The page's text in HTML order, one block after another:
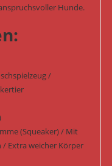
Hunde.
/
(Squeaker) / Mit
Extra weicher Körper